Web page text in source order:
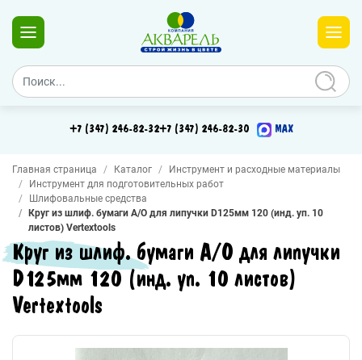
+7 (347) 246-82-32+7 (347) 246-82-30 MAX
Главная страница Каталог
Инструмент и расходные материалы
Инструмент для подготовительных работ
Шлифовальные средства
Круг из шлиф. бумаги А/О для липучки D125мм 120 (инд. уп. 10
листов) Vertextools
Круг из шлиф. бумаги А/О для липучки
D125мм 120 (инд. уп. 10 листов)
Vertextools